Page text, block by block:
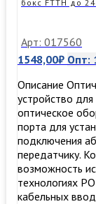
бокс FTTH до
Арт: 017560
1548,00₽ Опт:
Описание
устройство
оптическое
порта для
подключения
передатчику.
возможность
технологиях
кабельных